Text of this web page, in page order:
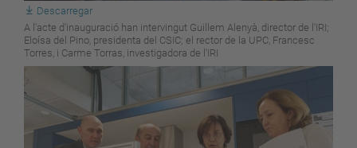
Descarregar
A l'acte d'inauguració han intervingut Guillem Alenyà, director de l'IRI;
Eloísa del Pino, presidenta del CSIC; el rector de la UPC, Francesc
Torres, i Carme Torras, investigadora de l'IRI